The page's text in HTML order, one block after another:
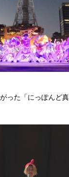
った「にっぽんど